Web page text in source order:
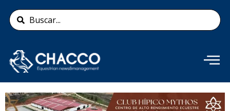
contenido
Search
...
Añade aquí tu texto de
cabecera